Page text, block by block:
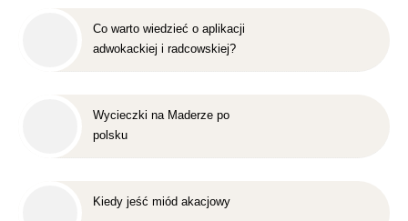
Co warto wiedzieć o aplikacji
adwokackiej i radcowskiej?
Wycieczki na Maderze po
polsku
Kiedy jeść miód akacjowy